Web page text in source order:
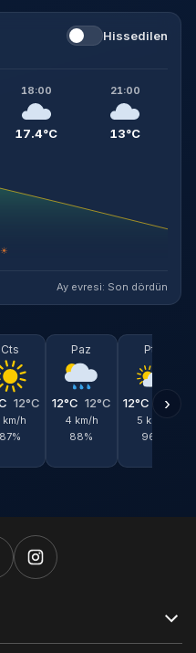
Hissedilen
18:00
17.4°C
21:00
13°C
☀
Ay evresi: Son dördün
Cts
12°C
km/h
87%
Paz
12°C 12°C
4 km/h
88%
Pts
12°C 12°C
5 km/h
96%
›